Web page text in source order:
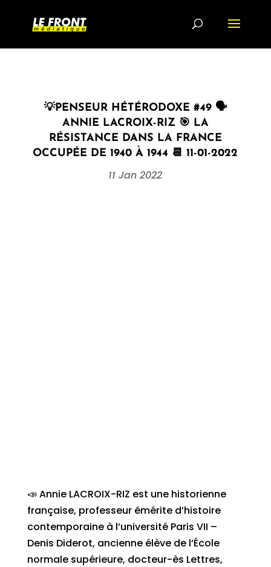
💡PENSEUR HÉTÉRODOXE #49 🗣
ANNIE LACROIX-RIZ 🎯 LA
RÉSISTANCE DANS LA FRANCE
OCCUPÉE DE 1940 À 1944 📆 11-01-2022
11 Jan 2022
📣 Annie LACROIX-RIZ est une historienne
française, professeur émérite d’histoire
contemporaine à l’université Paris VII –
Denis Diderot, ancienne élève de l’École
normale supérieure, docteur-ès Lettres,